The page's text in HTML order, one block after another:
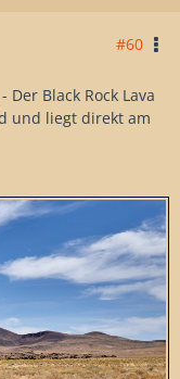
#60
Der Black Rock Lava
und liegt direkt am